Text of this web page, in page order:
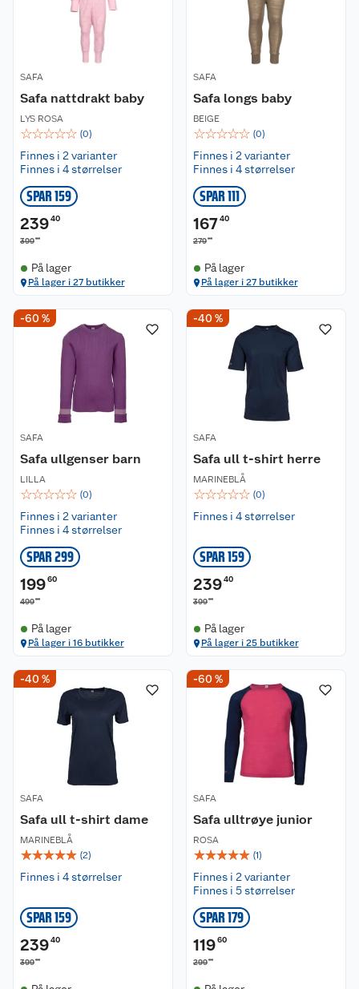
SAFA
Safa nattdrakt baby
LYS ROSA
☆☆☆☆☆ (0)
Finnes i 2 varianter
Finnes i 4 størrelser
SPAR 159
23940
39900
På lager
På lager i 27 butikker
SAFA
Safa longs baby
BEIGE
☆☆☆☆☆ (0)
Finnes i 2 varianter
Finnes i 4 størrelser
SPAR 111
16740
27900
På lager
På lager i 27 butikker
-60 %
SAFA
Safa ullgenser barn
LILLA
☆☆☆☆☆ (0)
Finnes i 2 varianter
Finnes i 4 størrelser
SPAR 299
19960
49900
På lager
På lager i 16 butikker
-40 %
SAFA
Safa ull t-shirt herre
MARINEBLÅ
☆☆☆☆☆ (0)
Finnes i 4 størrelser
SPAR 159
23940
39900
På lager
På lager i 25 butikker
-40 %
SAFA
Safa ull t-shirt dame
MARINEBLÅ
☆☆☆☆☆ (2)
Finnes i 4 størrelser
SPAR 159
23940
39900
-60 %
SAFA
Safa ulltrøye junior
ROSA
☆☆☆☆☆ (1)
Finnes i 2 varianter
Finnes i 5 størrelser
SPAR 179
11960
29900